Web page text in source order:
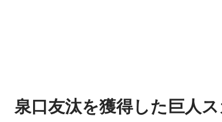
泉口友汰を獲得した巨人